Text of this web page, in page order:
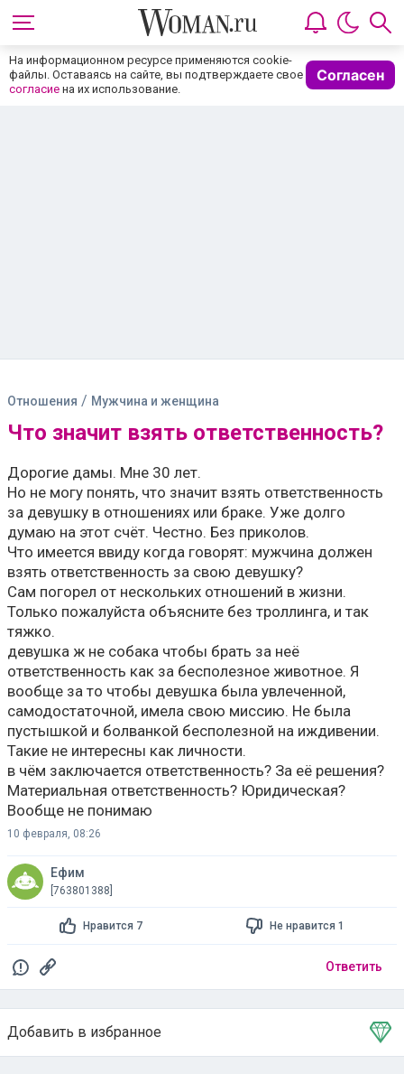
На информационном ресурсе применяются cookie-
файлы. Оставаясь на сайте, вы подтверждаете свое
согласие на их использование.
Согласен
Отношения / Мужчина и женщина
Что значит взять ответственность?
Дорогие дамы. Мне 30 лет.
Но не могу понять, что значит взять ответственность
за девушку в отношениях или браке. Уже долго
думаю на этот счёт. Честно. Без приколов.
Что имеется ввиду когда говорят: мужчина должен
взять ответственность за свою девушку?
Сам погорел от нескольких отношений в жизни.
Только пожалуйста объясните без троллинга, и так
тяжко.
девушка ж не собака чтобы брать за неё
ответственность как за бесполезное животное. Я
вообще за то чтобы девушка была увлеченной,
самодостаточной, имела свою миссию. Не была
пустышкой и болванкой бесполезной на иждивении.
Такие не интересны как личности.
в чём заключается ответственность? За её решения?
Материальная ответственность? Юридическая?
Вообще не понимаю
10 февраля, 08:26
Ефим
[763801388]
Нравится 7 Не нравится 1
Ответить
Добавить в избранное
Тема в избранном